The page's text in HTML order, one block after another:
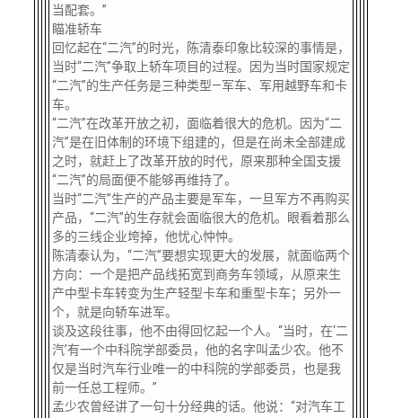
当配套。”
瞄准轿车
回忆起在“二汽”的时光，陈清泰印象比较深的事情是，
当时“二汽”争取上轿车项目的过程。因为当时国家规定
“二汽”的生产任务是三种类型—军车、军用越野车和卡
车。
“二汽”在改革开放之初，面临着很大的危机。因为“二
汽”是在旧体制的环境下组建的，但是在尚未全部建成
之时，就赶上了改革开放的时代，原来那种全国支援
“二汽”的局面便不能够再维持了。
当时“二汽”生产的产品主要是军车，一旦军方不再购买
产品，“二汽”的生存就会面临很大的危机。眼看着那么
多的三线企业垮掉，他忧心忡忡。
陈清泰认为，“二汽”要想实现更大的发展，就面临两个
方向：一个是把产品线拓宽到商务车领域，从原来生
产中型卡车转变为生产轻型卡车和重型卡车；另外一
个，就是向轿车进军。
谈及这段往事，他不由得回忆起一个人。“当时，在‘二
汽’有一个中科院学部委员，他的名字叫孟少农。他不
仅是当时汽车行业唯一的中科院的学部委员，也是我
前一任总工程师。”
孟少农曾经讲了一句十分经典的话。他说：“对汽车工